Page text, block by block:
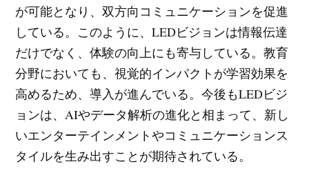
が可能となり、双方向コミュニケーションを促進
している。このように、LEDビジョンは情報伝達
だけでなく、体験の向上にも寄与している。教育
分野においても、視覚的インパクトが学習効果を
高めるため、導入が進んでいる。今後もLEDビジ
ョンは、AIやデータ解析の進化と相まって、新し
いエンターテインメントやコミュニケーションス
タイルを生み出すことが期待されている。